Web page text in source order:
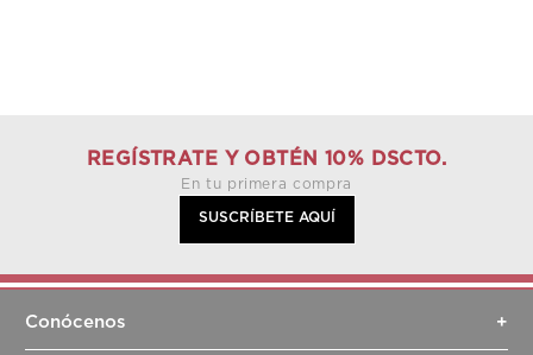
REGÍSTRATE Y OBTÉN 10% DSCTO.
En tu primera compra
SUSCRÍBETE AQUÍ
Conócenos +
Sobre nosotros